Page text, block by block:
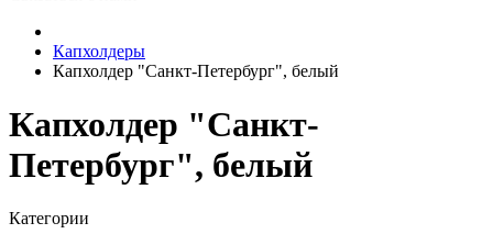
Капхолдеры
Капхолдер "Санкт-Петербург", белый
Капхолдер "Санкт-
Петербург", белый
Категории